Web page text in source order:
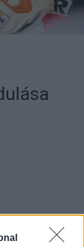
a hétvégén